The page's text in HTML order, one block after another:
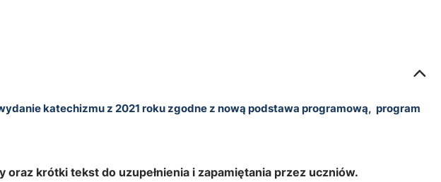
katechizmu z 2021 roku zgodne z nową podstawa programową, program
krótki tekst do uzupełnienia i zapamiętania przez uczniów.